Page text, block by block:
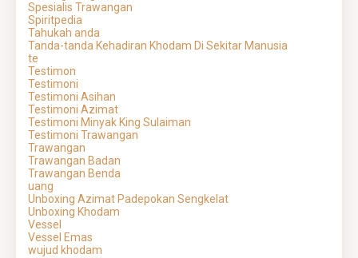
Spesialis Trawangan
Spiritpedia
Tahukah anda
Tanda-tanda Kehadiran Khodam Di Sekitar Manusia
te
Testimon
Testimoni
Testimoni Asihan
Testimoni Azimat
Testimoni Minyak King Sulaiman
Testimoni Trawangan
Trawangan
Trawangan Badan
Trawangan Benda
uang
Unboxing Azimat Padepokan Sengkelat
Unboxing Khodam
Vessel
Vessel Emas
wujud khodam